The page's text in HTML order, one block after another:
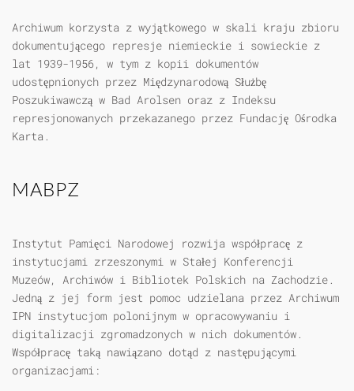
Archiwum korzysta z wyjątkowego w skali kraju zbioru
dokumentującego represje niemieckie i sowieckie z
lat 1939-1956, w tym z kopii dokumentów
udostępnionych przez Międzynarodową Służbę
Poszukiwawczą w Bad Arolsen oraz z Indeksu
represjonowanych przekazanego przez Fundację Ośrodka
Karta.
MABPZ
Instytut Pamięci Narodowej rozwija współpracę z
instytucjami zrzeszonymi w Stałej Konferencji
Muzeów, Archiwów i Bibliotek Polskich na Zachodzie.
Jedną z jej form jest pomoc udzielana przez Archiwum
IPN instytucjom polonijnym w opracowywaniu i
digitalizacji zgromadzonych w nich dokumentów.
Współpracę taką nawiązano dotąd z następującymi
organizacjami: